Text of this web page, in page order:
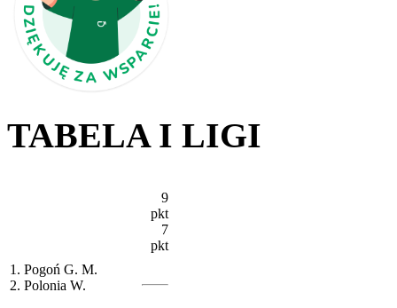
TABELA I LIGI
1. Pogoń G. M.
2. Polonia W.
9
pkt
7
pkt